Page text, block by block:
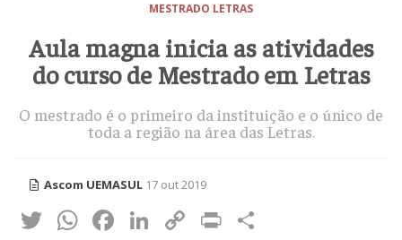
MESTRADO LETRAS
Aula magna inicia as atividades
do curso de Mestrado em Letras
O mestrado é o primeiro da instituição e o único de
toda a região na área das Letras.
Ascom UEMASUL 17 out 2019
Twitter
WhatsApp
Facebook
LinkedIn
CopyPrint